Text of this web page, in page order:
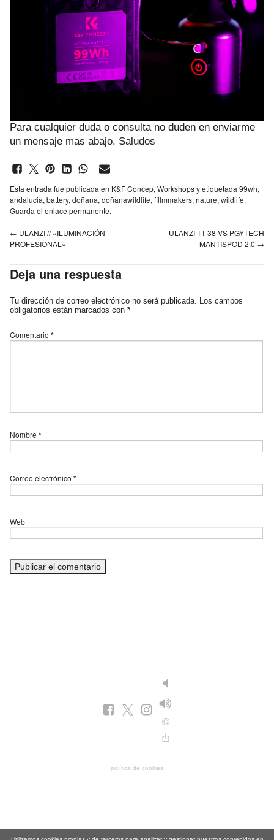
Para cualquier duda o consulta no duden en enviarme
un mensaje mas abajo. Saludos
Esta entrada fue publicada en K&F Concep, Workshopsy etiquetada 99wh,
andalucia, battery, doñana, doñanawildlife, fillmmakers, nature, wildlife.
Guarda el enlace permanente.
← ULANZI // «ILUMINACIÓN
PROFESIONAL»
ULANZI TT 38 VS PGYTECH
MANTISPOD 2.0 →
Deja una respuesta
Tu dirección de correo electrónico no será publicada. Los campos
obligatorios están marcados con *
Comentario *
Nombre *
Correo electrónico *
Web
política de cookies